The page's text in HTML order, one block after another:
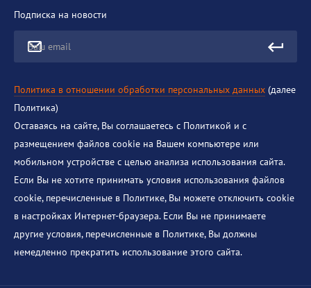
Подписка на новости
Ваш email
Политика в отношении обработки персональных данных (далее
Политика)
Оставаясь на сайте, Вы соглашаетесь с Политикой и с
размещением файлов cookie на Вашем компьютере или
мобильном устройстве с целью анализа использования сайта.
Если Вы не хотите принимать условия использования файлов
cookie, перечисленные в Политике, Вы можете отключить cookie
в настройках Интернет-браузера. Если Вы не принимаете
другие условия, перечисленные в Политике, Вы должны
немедленно прекратить использование этого сайта.